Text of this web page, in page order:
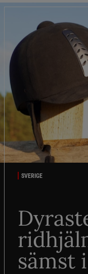
SVERIGE
sämst